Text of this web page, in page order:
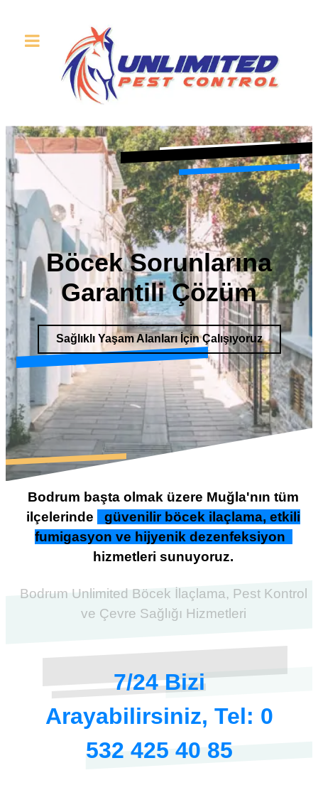
Böcek Sorunlarına
Garantili Çözüm
Sağlıklı Yaşam Alanları İçin Çalışıyoruz
Bodrum başta olmak üzere Muğla'nın tüm
ilçelerinde
güvenilir böcek ilaçlama, etkili
fumigasyon ve hijyenik dezenfeksiyon
hizmetleri sunuyoruz.
Bodrum Unlimited Böcek İlaçlama, Pest Kontrol
ve Çevre Sağlığı Hizmetleri
7/24 Bizi
Arayabilirsiniz, Tel: 0
532 425 40 85